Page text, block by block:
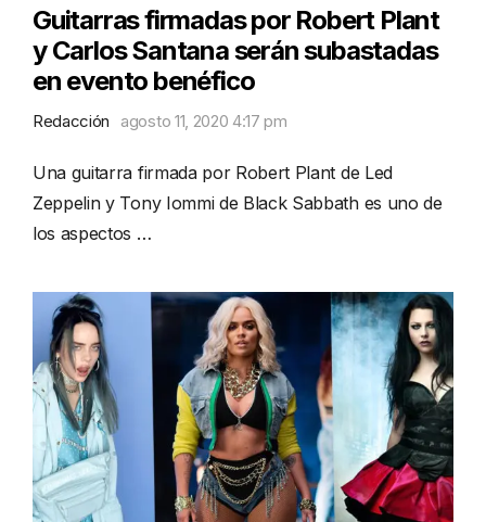
Guitarras firmadas por Robert Plant
y Carlos Santana serán subastadas
en evento benéfico
Redacción agosto 11, 2020 4:17 pm
Una guitarra firmada por Robert Plant de Led
Zeppelin y Tony Iommi de Black Sabbath es uno de
los aspectos …